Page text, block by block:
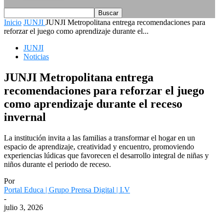
Inicio JUNJI JUNJI Metropolitana entrega recomendaciones para
reforzar el juego como aprendizaje durante el...
JUNJI
Noticias
JUNJI Metropolitana entrega
recomendaciones para reforzar el juego
como aprendizaje durante el receso
invernal
La institución invita a las familias a transformar el hogar en un
espacio de aprendizaje, creatividad y encuentro, promoviendo
experiencias lúdicas que favorecen el desarrollo integral de niñas y
niños durante el periodo de receso.
Por
Portal Educa | Grupo Prensa Digital | I.V
-
julio 3, 2026